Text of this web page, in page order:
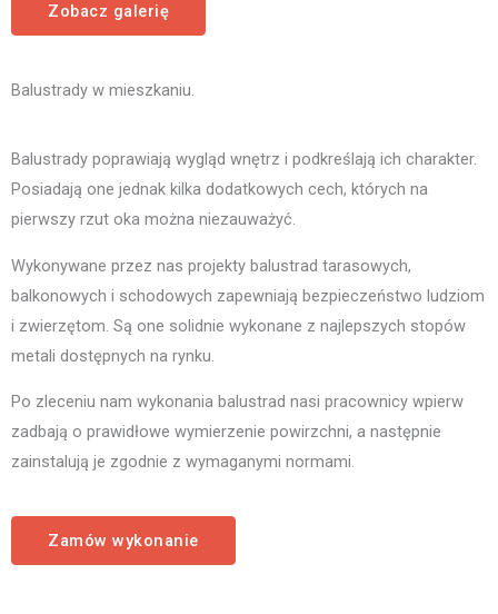
Zobacz galerię
Balustrady w mieszkaniu.
Balustrady poprawiają wygląd wnętrz i podkreślają ich charakter.
Posiadają one jednak kilka dodatkowych cech, których na
pierwszy rzut oka można niezauważyć.
Wykonywane przez nas projekty balustrad tarasowych,
balkonowych i schodowych zapewniają bezpieczeństwo ludziom
i zwierzętom. Są one solidnie wykonane z najlepszych stopów
metali dostępnych na rynku.
Po zleceniu nam wykonania balustrad nasi pracownicy wpierw
zadbają o prawidłowe wymierzenie powirzchni, a następnie
zainstalują je zgodnie z wymaganymi normami.
Zamów wykonanie